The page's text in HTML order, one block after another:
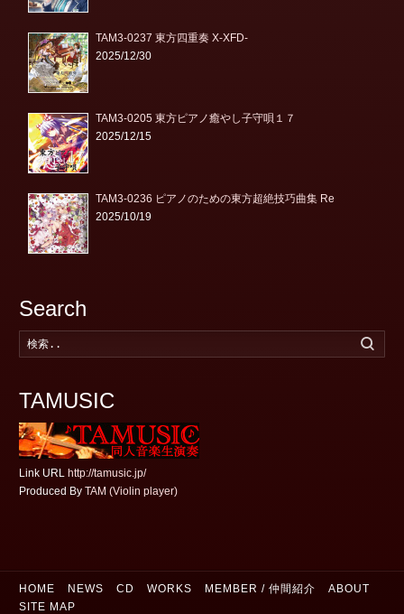
TAM3-0237 東方四重奏 X-XFD-
2025/12/30
TAM3-0205 東方ピアノ癒やし子守唄１７
2025/12/15
TAM3-0236 ピアノのための東方超絶技巧曲集 Re
2025/10/19
Search
索
TAMUSIC
Link URL http://tamusic.jp/
Produced ByTAM (Violin player)
HOME NEWS CD WORKS MEMBER / 仲間紹介
ABOUT
SITE MAP